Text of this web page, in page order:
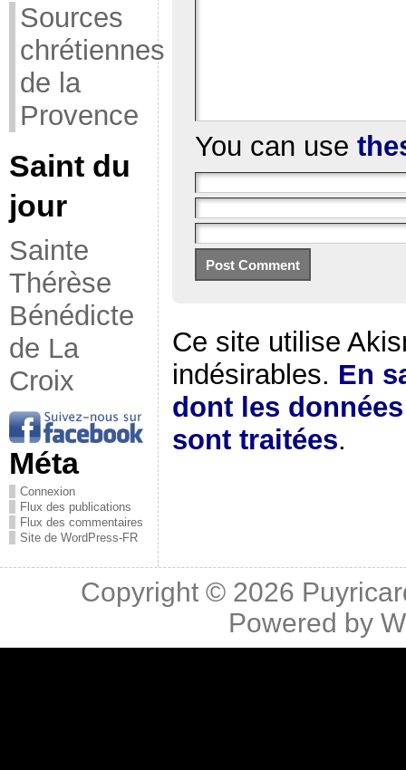
Sources
chrétiennes
de la
Provence
Saint du
jour
Sainte
Thérèse
Bénédicte
de La
Croix
Méta
Connexion
Flux des publications
Flux des commentaires
Site de WordPress-FR
You can use
Ce site utilise
indésirables. En
dont les
sont traitées.
Copyright © 2026
Powered by